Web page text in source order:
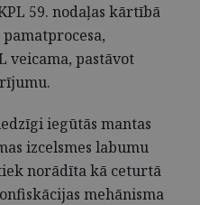
59. nodaļas kārtībā
veicama, pastāvot
iegūtās mantas
izcelsmes labumu
norādīta kā ceturtā
mehānisma